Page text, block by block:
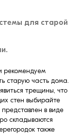
для старой
рекомендуем
старую часть дома.
трещины, что
стен выбирайте
в виде
складываются
также